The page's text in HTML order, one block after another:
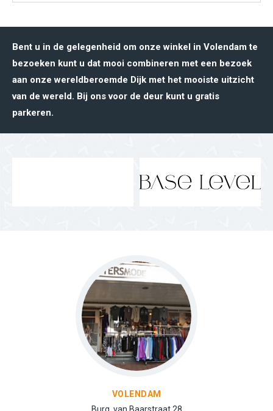
Bent u in de gelegenheid om onze winkel in Volendam te
bezoeken kunt u dat mooi combineren met een bezoek
aan onze wereldberoemde Dijk met het mooiste uitzicht
van de wereld. Bij ons voor de deur kunt u gratis
parkeren.
VOLENDAM